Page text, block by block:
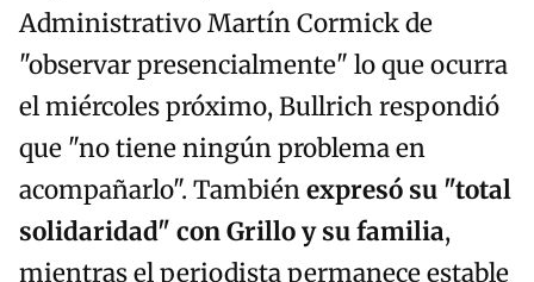
Administrativo Martín Cormick de
"observar presencialmente" lo que ocurra
el miércoles próximo, Bullrich respondió
que "no tiene ningún problema en
acompañarlo". Tambiénexpresó su "total
solidaridad" con Grillo y su familia,
mientras el periodista permanece estable